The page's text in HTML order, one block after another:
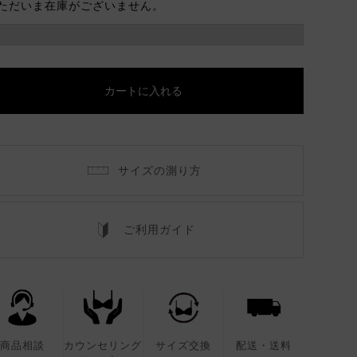
だいま在庫がございません。
カートに入れる
サイズの測り方
ご利用ガイド
商品相談
カウンセリング
サイズ交換 配送・送料